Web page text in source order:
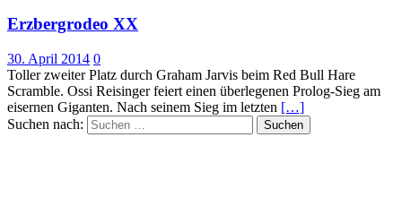
Erzbergrodeo XX
30. April 2014 0
Toller zweiter Platz durch Graham Jarvis beim Red Bull Hare
Scramble. Ossi Reisinger feiert einen überlegenen Prolog-Sieg am
eisernen Giganten. Nach seinem Sieg im letzten […]
Suchen nach: